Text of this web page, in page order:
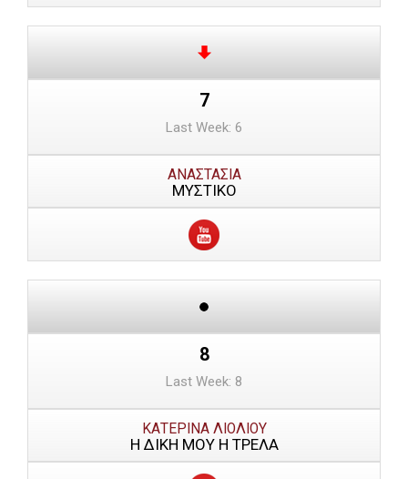
7
Last Week: 6
ΑΝΑΣΤΑΣΙΑ
ΜΥΣΤΙΚΟ
8
Last Week: 8
ΚΑΤΕΡΙΝΑ ΛΙΟΛΙΟΥ
Η ΔΙΚΗ ΜΟΥ Η ΤΡΕΛΑ